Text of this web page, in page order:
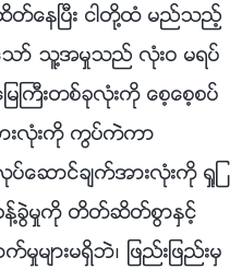
နၿပီး ငါတို႔ထံ မည္သည့္
ေသာ္ သူ႔အမႈသည္ လုံးဝ မရပ္
မႀကီးတစ္ခုလုံးကို ေစ့ေစ့စပ္
ားလုံးကို ကြပ္ကဲကာ
ေဆာင္ခ်က္အားလုံးကို ရႈျ
ြဲမႈကို တိတ္ဆိတ္စြာႏွင့္
မ်ားမရွိဘဲ၊ ျဖည္းျဖည္းမွ